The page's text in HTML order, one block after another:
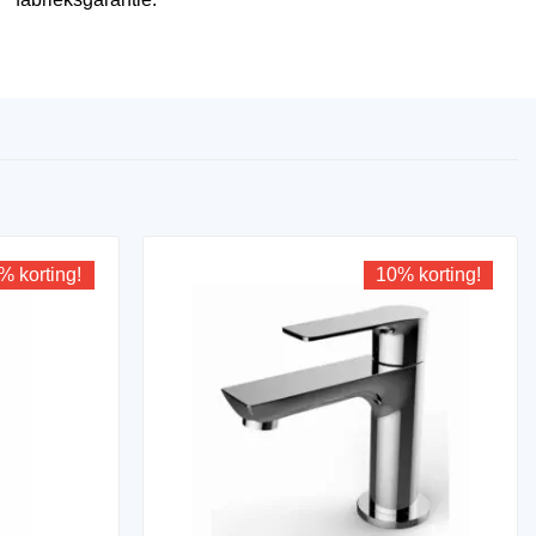
korting! 10% korting!